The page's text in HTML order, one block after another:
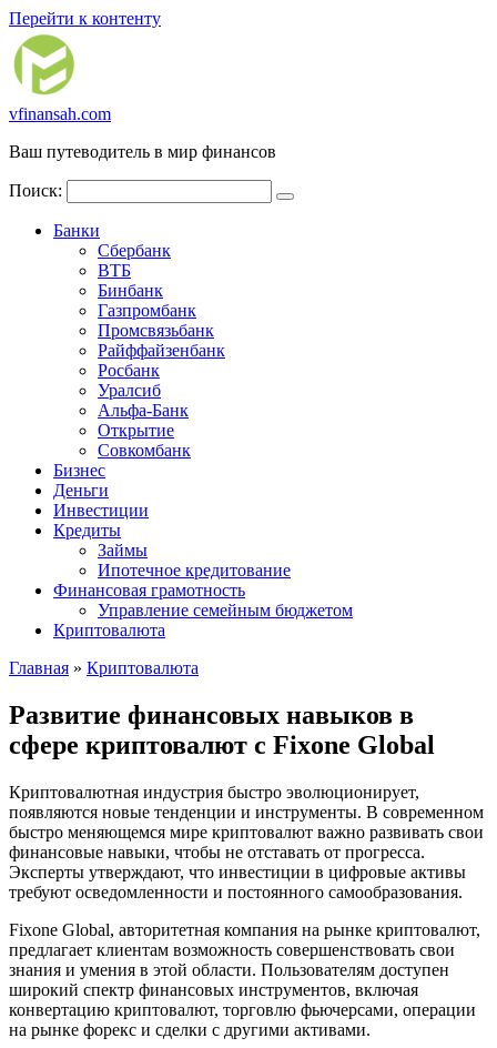
Перейти к контенту
vfinansah.com
Ваш путеводитель в мир финансов
Поиск:
Банки
Сбербанк
ВТБ
Бинбанк
Газпромбанк
Промсвязьбанк
Райффайзенбанк
Росбанк
Уралсиб
Альфа-Банк
Открытие
Совкомбанк
Бизнес
Деньги
Инвестиции
Кредиты
Займы
Ипотечное кредитование
Финансовая грамотность
Управление семейным бюджетом
Криптовалюта
Главная » Криптовалюта
Развитие финансовых навыков в
сфере криптовалют с Fixone Global
Криптовалютная индустрия быстро эволюционирует,
появляются новые тенденции и инструменты. В современном
быстро меняющемся мире криптовалют важно развивать свои
финансовые навыки, чтобы не отставать от прогресса.
Эксперты утверждают, что инвестиции в цифровые активы
требуют осведомленности и постоянного самообразования.
Fixone Global, авторитетная компания на рынке криптовалют,
предлагает клиентам возможность совершенствовать свои
знания и умения в этой области. Пользователям доступен
широкий спектр финансовых инструментов, включая
конвертацию криптовалют, торговлю фьючерсами, операции
на рынке форекс и сделки с другими активами.